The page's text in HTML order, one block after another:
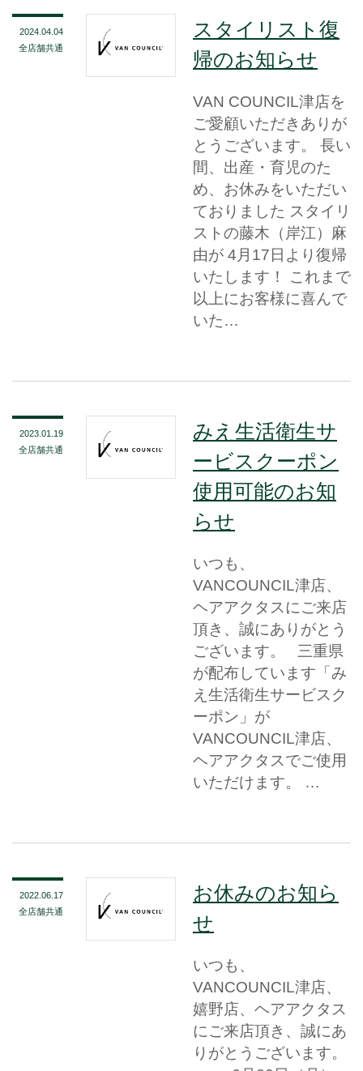
2024.04.04
全店舗共通
スタイリスト復
帰のお知らせ
VAN COUNCIL津店を
ご愛顧いただきありが
とうございます。 長い
間、出産・育児のた
め、お休みをいただい
ておりました スタイリ
ストの藤木（岸江）麻
由が 4月17日より復帰
いたします！ これまで
以上にお客様に喜んで
いた…
2023.01.19
全店舗共通
みえ生活衛生サ
ービスクーポン
使用可能のお知
らせ
いつも、
VANCOUNCIL津店、
ヘアアクタスにご来店
頂き、誠にありがとう
ございます。 三重県
が配布しています「み
え生活衛生サービスク
ーポン」が
VANCOUNCIL津店、
ヘアアクタスでご使用
いただけます。 …
2022.06.17
全店舗共通
お休みのお知ら
せ
いつも、
VANCOUNCIL津店、
嬉野店、ヘアアクタス
にご来店頂き、誠にあ
りがとうございます。